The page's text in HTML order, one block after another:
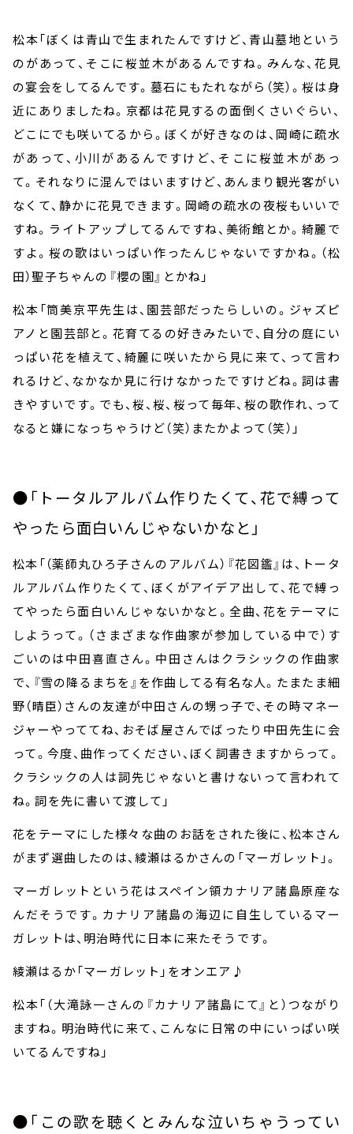
松本「ぼくは青山で生まれたんですけど、青山墓地という
のがあって、そこに桜並木があるんですね。みんな、花見
の宴会をしてるんです。墓石にもたれながら（笑）。桜は身
近にありましたね。京都は花見するの面倒くさいぐらい、
どこにでも咲いてるから。ぼくが好きなのは、岡崎に疏水
があって、小川があるんですけど、そこに桜並木があっ
て。それなりに混んではいますけど、あんまり観光客がい
なくて、静かに花見できます。岡崎の疏水の夜桜もいいで
すね。ライトアップしてるんですね、美術館とか。綺麗で
すよ。桜の歌はいっぱい作ったんじゃないですかね。（松
田）聖子ちゃんの『櫻の園』とかね」
松本「筒美京平先生は、園芸部だったらしいの。ジャズピ
アノと園芸部と。花育てるの好きみたいで、自分の庭にい
っぱい花を植えて、綺麗に咲いたから見に来て、って言わ
れるけど、なかなか見に行けなかったですけどね。詞は書
きやすいです。でも、桜、桜、桜って毎年、桜の歌作れ、って
なると嫌になっちゃうけど（笑）またかよって（笑）」
●「トータルアルバム作りたくて、花で縛って
やったら面白いんじゃないかなと」
松本「（薬師丸ひろ子さんのアルバム）『花図鑑』は、トータ
ルアルバム作りたくて、ぼくがアイデア出して、花で縛っ
てやったら面白いんじゃないかなと。全曲、花をテーマに
しようって。（さまざまな作曲家が参加している中で）す
ごいのは中田喜直さん。中田さんはクラシックの作曲家
で、『雪の降るまちを』を作曲してる有名な人。たまたま細
野（晴臣）さんの友達が中田さんの甥っ子で、その時マネー
ジャーやっててね、おそば屋さんでばったり中田先生に会
って。今度、曲作ってください、ぼく詞書きますからって。
クラシックの人は詞先じゃないと書けないって言われて
ね。詞を先に書いて渡して」
花をテーマにした様々な曲のお話をされた後に、松本さん
がまず選曲したのは、綾瀬はるかさんの「マーガレット」。
マーガレットという花はスペイン領カナリア諸島原産な
んだそうです。カナリア諸島の海辺に自生しているマー
ガレットは、明治時代に日本に来たそうです。
綾瀬はるか「マーガレット」をオンエア♪
松本「（大滝詠一さんの『カナリア諸島にて』と）つながり
ますね。明治時代に来て、こんなに日常の中にいっぱい咲
いてるんですね」
●「この歌を聴くとみんな泣いちゃうってい